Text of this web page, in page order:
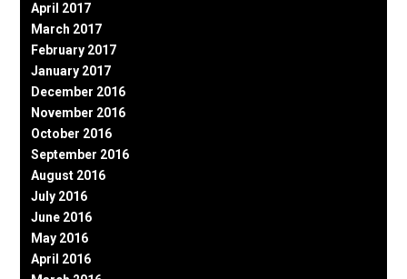
April 2017
March 2017
February 2017
January 2017
December 2016
November 2016
October 2016
September 2016
August 2016
July 2016
June 2016
May 2016
April 2016